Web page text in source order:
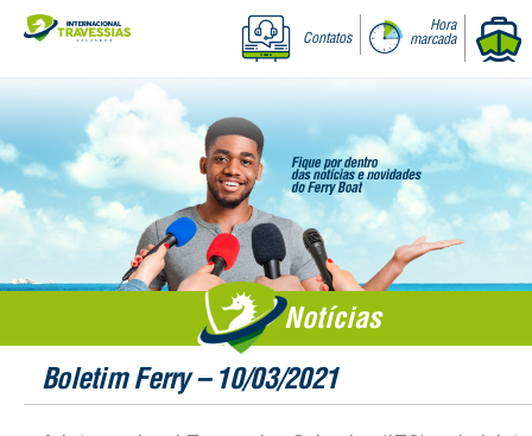
Contatos
Hora
marcada
Notícias
Boletim Ferry – 10/03/2021